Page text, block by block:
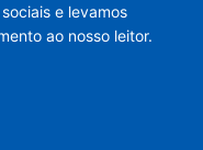
e levamos
ao nosso leitor.